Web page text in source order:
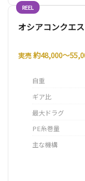
REEL
オシアコンクエ
実売約48,000〜
自重
ギア比
最大ドラグ
PE糸巻量
主な機構